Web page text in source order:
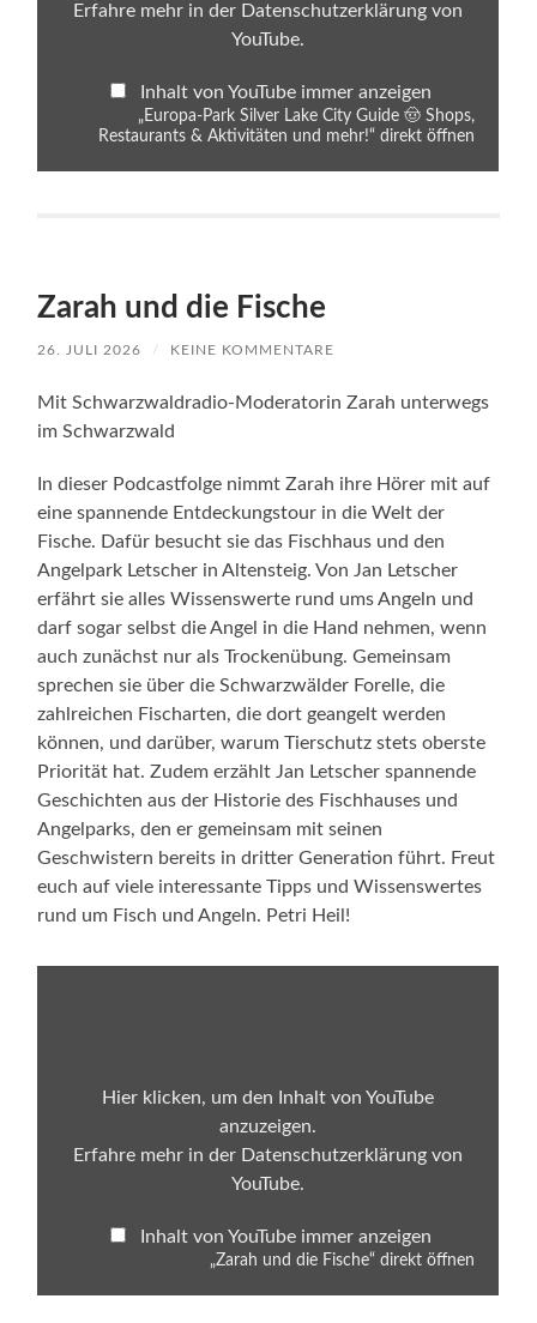
Aktivitäten
Erfahre mehr in der Datenschutzerklärung von
YouTube.
Inhalt von YouTube immer anzeigen
„Europa-Park Silver Lake City Guide 🤠 Shops,
Restaurants & Aktivitäten und mehr!“ direkt öffnen
Zarah und die Fische
26. JULI 2026 / KEINE KOMMENTARE
Mit Schwarzwaldradio-Moderatorin Zarah unterwegs
im Schwarzwald
In dieser Podcastfolge nimmt Zarah ihre Hörer mit auf
eine spannende Entdeckungstour in die Welt der
Fische. Dafür besucht sie das Fischhaus und den
Angelpark Letscher in Altensteig. Von Jan Letscher
erfährt sie alles Wissenswerte rund ums Angeln und
darf sogar selbst die Angel in die Hand nehmen, wenn
auch zunächst nur als Trockenübung. Gemeinsam
sprechen sie über die Schwarzwälder Forelle, die
zahlreichen Fischarten, die dort geangelt werden
können, und darüber, warum Tierschutz stets oberste
Priorität hat. Zudem erzählt Jan Letscher spannende
Geschichten aus der Historie des Fischhauses und
Angelparks, den er gemeinsam mit seinen
Geschwistern bereits in dritter Generation führt. Freut
euch auf viele interessante Tipps und Wissenswertes
rund um Fisch und Angeln. Petri Heil!
anzeigenHier klicken, um den Inhalt von YouTube
anzuzeigen.
Erfahre mehr in der Datenschutzerklärung von
YouTube.
Inhalt von YouTube immer anzeigen
„Zarah und die Fische“ direkt öffnen